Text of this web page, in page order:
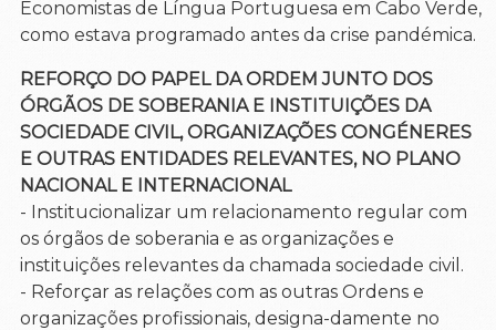
Economistas de Língua Portuguesa em Cabo Verde,
como estava programado antes da crise pandémica.
REFORÇO DO PAPEL DA ORDEM JUNTO DOS
ÓRGÃOS DE SOBERANIA E INSTITUIÇÕES DA
SOCIEDADE CIVIL, ORGANIZAÇÕES CONGÉNERES
E OUTRAS ENTIDADES RELEVANTES, NO PLANO
NACIONAL E INTERNACIONAL
- Institucionalizar um relacionamento regular com
os órgãos de soberania e as organizações e
instituições relevantes da chamada sociedade civil.
- Reforçar as relações com as outras Ordens e
organizações profissionais, designa-damente no